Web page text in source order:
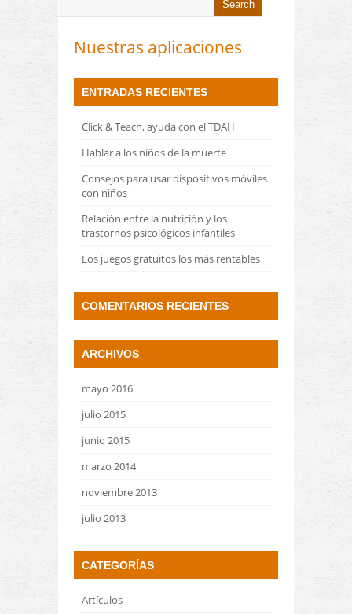
Nuestras aplicaciones
ENTRADAS RECIENTES
Click & Teach, ayuda con el TDAH
Hablar a los niños de la muerte
Consejos para usar dispositivos móviles
con niños
Relación entre la nutrición y los
trastornos psicológicos infantiles
Los juegos gratuitos los más rentables
COMENTARIOS RECIENTES
ARCHIVOS
mayo 2016
julio 2015
junio 2015
marzo 2014
noviembre 2013
julio 2013
CATEGORÍAS
Artículos